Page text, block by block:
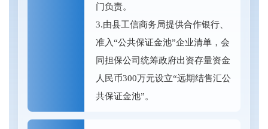
门负责。
3.由县工信商务局提供合作银行、
准入“公共保证金池”企业清单，会
同担保公司统筹政府出资存量资金
人民币300万元设立“远期结售汇公
共保证金池”。